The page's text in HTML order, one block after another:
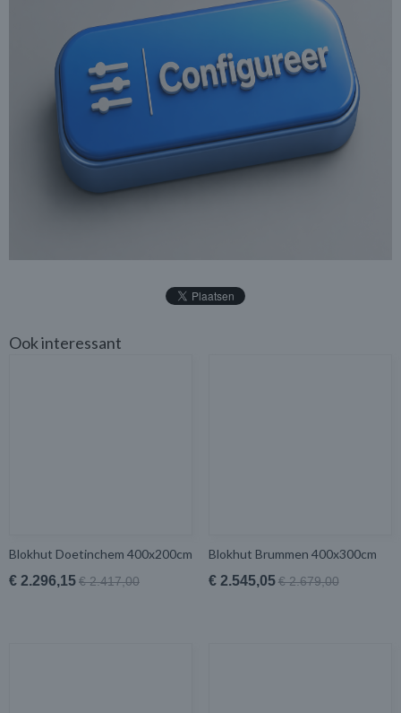
Ook interessant
Blokhut Doetinchem 400x200cm
€ 2.296,15€ 2.417,00
Blokhut Brummen 400x300cm
€ 2.545,05 € 2.679,00